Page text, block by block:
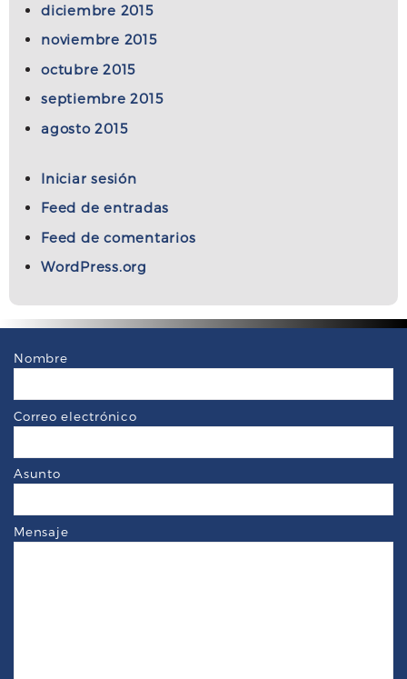
diciembre 2015
noviembre 2015
octubre 2015
septiembre 2015
agosto 2015
Iniciar sesión
Feed de entradas
Feed de comentarios
WordPress.org
Nombre
Correo electrónico
Asunto
Mensaje